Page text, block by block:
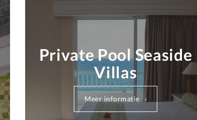
Private Pool Seaside
Villas
Meer informatie